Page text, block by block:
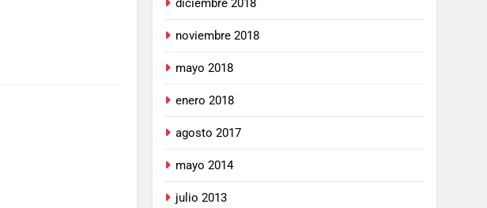
diciembre 2018
noviembre 2018
mayo 2018
enero 2018
agosto 2017
mayo 2014
julio 2013